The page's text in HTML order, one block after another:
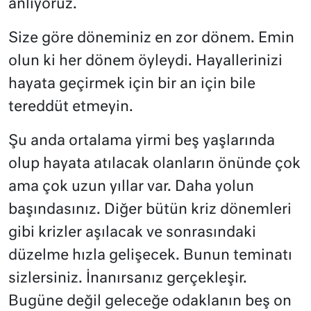
anlıyoruz.
Size göre döneminiz en zor dönem. Emin
olun ki her dönem öyleydi. Hayallerinizi
hayata geçirmek için bir an için bile
tereddüt etmeyin.
Şu anda ortalama yirmi beş yaşlarında
olup hayata atılacak olanların önünde çok
ama çok uzun yıllar var. Daha yolun
başındasınız. Diğer bütün kriz dönemleri
gibi krizler aşılacak ve sonrasındaki
düzelme hızla gelişecek. Bunun teminatı
sizlersiniz. İnanırsanız gerçekleşir.
Bugüne değil geleceğe odaklanın beş on